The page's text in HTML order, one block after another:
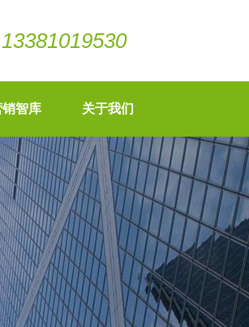
13381019530
销智库 关于我们